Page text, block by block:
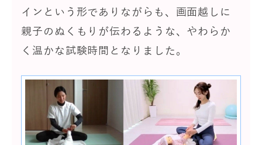
インという形でありながらも、画面越しに
親子のぬくもりが伝わるような、やわらか
く温かな試験時間となりました。